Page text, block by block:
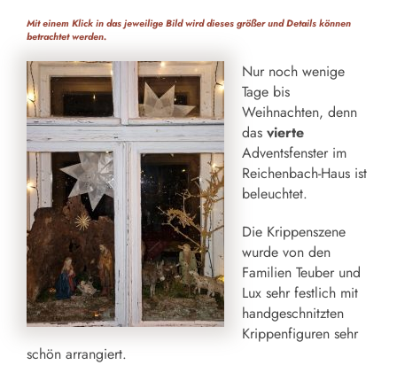
Mit einem Klick in das jeweilige Bild wird dieses größer und Details können
betrachtet werden.
Nur noch wenige
Tage bis
Weihnachten, denn
das vierte
Adventsfenster im
Reichenbach-Haus ist
beleuchtet.
Die Krippenszene
wurde von den
Familien Teuber und
Lux sehr festlich mit
handgeschnitzten
Krippenfiguren sehr
schön arrangiert.